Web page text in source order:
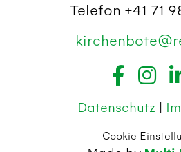
Telefon +41 71
Datenschutz |
Cookie